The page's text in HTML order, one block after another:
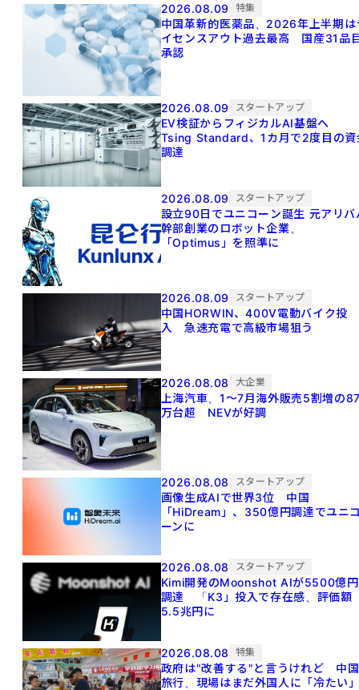
2026.08.09 特集
中国革新的医薬品、2026年上半期は
イセンスアウト過去最高 国産31品
承認
2026.08.09 スタートアップ
EV検証からフィジカルAI基盤へ
Tsing Standard、1カ月で2度目の資
調達
2026.08.09 スタートアップ
設立90日でユニコーン誕生 元アリババ
幹部創業のロボット企業、
「Optimus」を照準に
2026.08.09 スタートアップ
中国HORWIN、400V電動バイク投
入 急速充電で高級市場狙う
2026.08.08 大企業
上海汽車、1～7月海外販売5割増の
万台超 NEVが好調
2026.08.08 スタートアップ
画像生成AIで世界3位 中国
「HiDream」、350億円調達でユニ
ーンに
2026.08.08 スタートアップ
Kimi開発のMoonshot AIが5500億円
調達 「K3」投入で存在感、評価額
5.5兆円に
2026.08.08 特集
政府は"改善する"と言うけれど 中国
旅行、現場はまだ外国人に「冷たい